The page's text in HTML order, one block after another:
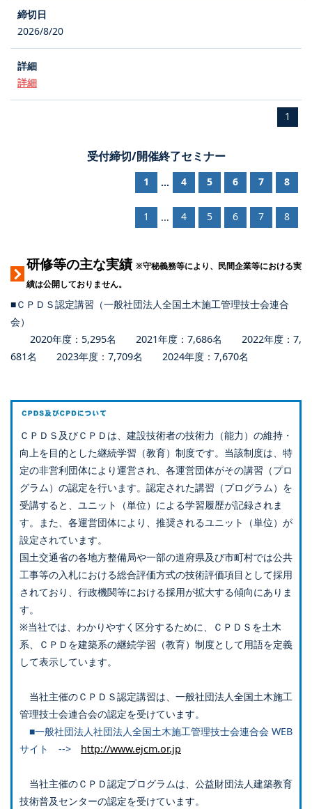
2026/8/20
詳細
1
受付締切/開催終了セミナー
1 ... 4 5 6 7 8
1 ... 4 5 6 7 8
研修等の主な実績 ※守秘義務等により、民間企業等における実
績は公開しておりません。
■ＣＰＤＳ認定講習（一般社団法人全国土木施工管理技士会連合
会）
2020年度：5,295名 2021年度：7,686名 2022年度：7,
681名 2023年度：7,709名 2024年度：7,670名
ＣＰＤＳ及びＣＰＤは、建設技術者の技術力（能力）の維持・
向上を目的とした継続学習（教育）制度です。当該制度は、特
定の非営利団体により運営され、各運営団体がその講習（プロ
グラム）の認定を行います。認定された講習（プログラム）を
受講すると、ユニット（単位）による学習履歴が記録されま
す。また、各運営団体により、推奨されるユニット（単位）が
設定されています。
国土交通省の各地方整備局や一部の道府県及び市町村では公共
工事等の入札における総合評価方式の技術評価項目として採用
されており、行政機関等における採用が拡大する傾向にありま
す。
※当社では、わかりやすく区分するために、ＣＰＤＳを土木
系、ＣＰＤを建築系の継続学習（教育）制度として用語を定義
して表示しています。
当社主催のＣＰＤＳ認定講習は、一般社団法人全国土木施工
管理技士会連合会の認定を受けています。
■一般社団法人社団法人全国土木施工管理技士会連合会 WEB
サイト --> http://www.ejcm.or.jp
当社主催のＣＰＤ認定プログラムは、公益財団法人建築教育
技術普及センターの認定を受けています。